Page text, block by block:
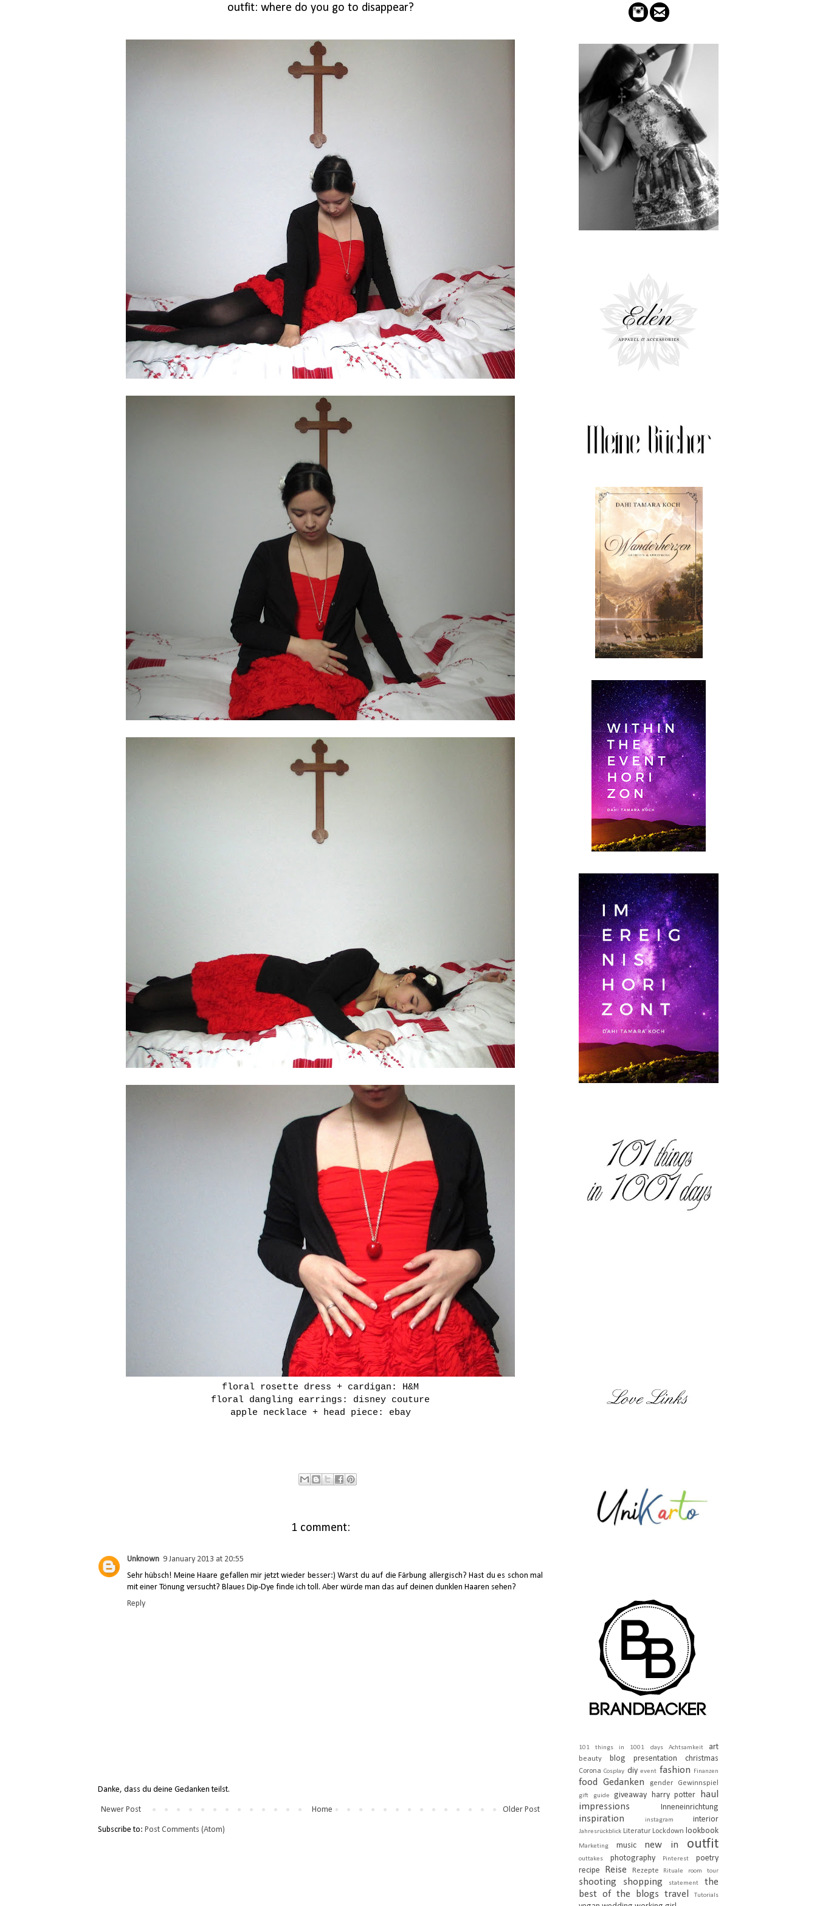
outfit: where do you go to disappear?
floral rosette dress + cardigan: H&M
floral dangling earrings: disney couture
apple necklace + head piece: ebay
1 comment:
Unknown 9 January 2013 at 20:55
Sehr hübsch! Meine Haare gefallen mir jetzt wieder besser:) Warst du auf die Färbung allergisch? Hast du es schon mal
mit einer Tönung versucht? Blaues Dip-Dye finde ich toll. Aber würde man das auf deinen dunklen Haaren sehen?
Reply
Danke, dass du deine Gedanken teilst.
Newer Post Older Post
Home
Subscribe to: Post Comments (Atom)
101 things in 1001 days Achtsamkeit art
beauty blog presentation christmas
Corona Cosplay diy event fashion Finanzen
food Gedanken gender Gewinnspiel
gift guide giveaway harry potter
haul
impressions
Inneneinrichtung
inspiration instagram interior
Jahresrückblick Literatur Lockdown lookbook
Marketing music new in outfit
outtakes photography Pinterest
poetry
recipe
Reise Rezepte Rituale room tour
shooting shopping statement
the
best of the blogs travel Tutorials